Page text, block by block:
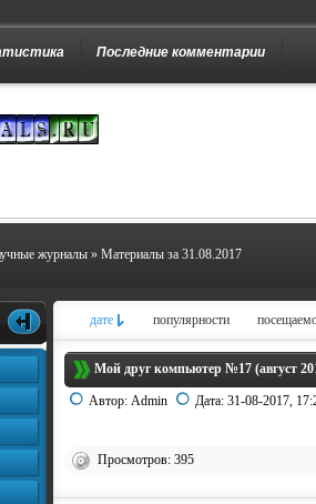
Последние комментарии
журналы » Материалы за 31.08.2017
дате популярности
Мой друг компьютер №17 (август
Автор:Admin Дата:31-08-2017,
Просмотров: 395